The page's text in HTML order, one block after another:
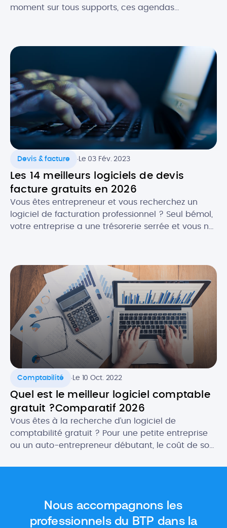
moment sur tous supports, ces agendas
professionnel. Alors, quels sont les atouts de
l’agenda numérique ? Quels logiciels utiliser pour
faire […]
Devis & facture .Le 03 Fév. 2023
Les 14 meilleurs logiciels de devis
facture gratuits en 2026
Vous êtes entrepreneur et vous recherchez un
logiciel de facturation professionnel ? Seul bémol,
votre entreprise a une trésorerie serrée et vous ne
gratuit ET efficace ! Selon vos besoins, il […]
Comptabilité .Le 10 Oct. 2022
Quel est le meilleur logiciel comptable
gratuit ?Comparatif 2026
Vous êtes à la recherche d’un logiciel de
comptabilité gratuit ? Pour une petite entreprise
ou un auto-entrepreneur débutant, le coût de son
Dans cet article, nous vous donnons […]
Nous accompagnons les
professionnels du BTP dans la